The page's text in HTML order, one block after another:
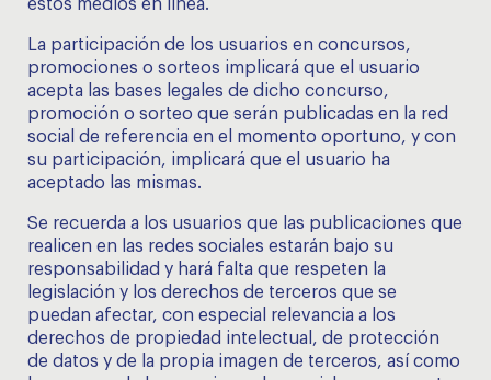
estos medios en línea.
La participación de los usuarios en concursos,
promociones o sorteos implicará que el usuario
acepta las bases legales de dicho concurso,
promoción o sorteo que serán publicadas en la red
social de referencia en el momento oportuno, y con
su participación, implicará que el usuario ha
aceptado las mismas.
Se recuerda a los usuarios que las publicaciones que
realicen en las redes sociales estarán bajo su
responsabilidad y hará falta que respeten la
legislación y los derechos de terceros que se
puedan afectar, con especial relevancia a los
derechos de propiedad intelectual, de protección
de datos y de la propia imagen de terceros, así como